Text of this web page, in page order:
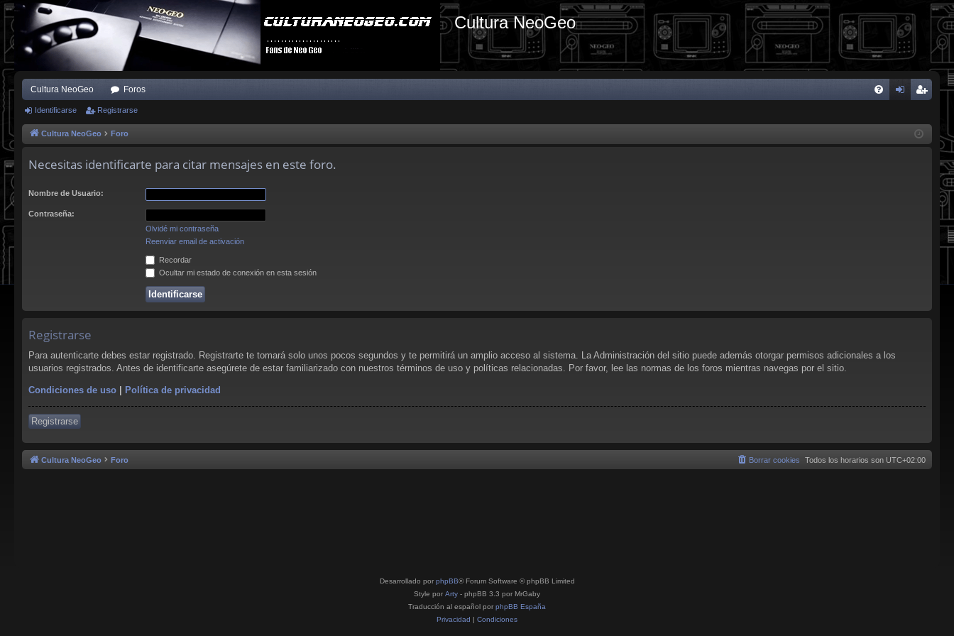
Cultura NeoGeo
Cultura NeoGeo Foros
ist
Identificarse Registrarse
Cultura NeoGeo Foro
Necesitas identificarte para citar mensajes en este foro.
Nombre de Usuario:
Contraseña:
Olvidé mi contraseña
Reenviar email de activación
Recordar
Ocultar mi estado de conexión en esta sesión
Registrarse
Para autenticarte debes estar registrado. Registrarte te tomará solo unos pocos segundos y te permitirá un amplio acceso al sistema. La Administración del sitio puede además otorgar permisos adicionales a los
usuarios registrados. Antes de identificarte asegúrete de estar familiarizado con nuestros términos de uso y políticas relacionadas. Por favor, lee las normas de los foros mientras navegas por el sitio.
Condiciones de uso | Política de privacidad
Registrarse
Cultura NeoGeo Foro Todos los horarios son UTC+02:00
Borrar cookies
Desarrollado por phpBB® Forum Software © phpBB Limited
Style por Arty - phpBB 3.3 por MrGaby
Traducción al español por phpBB España
Privacidad | Condiciones